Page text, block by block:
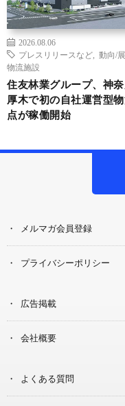
2026.08.06
プレスリリースなど
動向/
物流施設
住友林業グループ、神奈
厚木で初の自社運営型
点が稼働開始
メルマガ会員登録
プライバシーポリシー
広告掲載
会社概要
よくある質問